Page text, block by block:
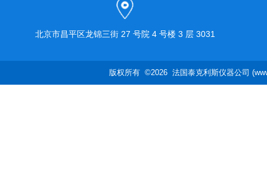
北京市昌平区龙锦三街 27 号院 4 号楼 3 层 3031
版权所有 ©2026 法国泰克利斯仪器公司